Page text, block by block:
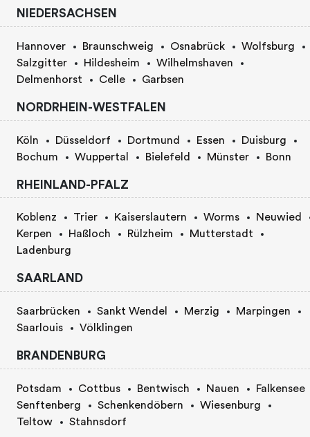
NIEDERSACHSEN
Hannover Braunschweig Osnabrück
Wolfsburg
Salzgitter
Hildesheim
Wilhelmshaven
Delmenhorst
Celle Garbsen
NORDRHEIN-WESTFALEN
Köln Düsseldorf Dortmund Essen
Duisburg
Bochum
Wuppertal Bielefeld Münster Bonn
RHEINLAND-PFALZ
Koblenz Trier Kaiserslautern Worms
Neuwied
Kerpen
Haßloch Rülzheim
Mutterstadt
Ladenburg
SAARLAND
Saarbrücken Sankt Wendel Merzig
Marpingen
Saarlouis
Völklingen
BRANDENBURG
Potsdam Cottbus Bentwisch Nauen
Falkensee
Senftenberg
Schenkendöbern
Wiesenburg
Teltow
Stahnsdorf